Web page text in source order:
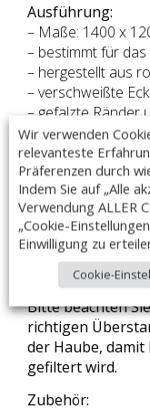
Ausführung:
– Maße: 1400 x
– bestimmt für
– hergestellt aus
– verschweißte
– gefalzte Ränder
– umlaufende
Ablassventil
– inklusive LED-
–
– Filtermaße: 1x
– Lieferung ohne
– Made in Poland
Bitte beachten
richtigen
der Haube,
gefiltert wird.
Zubehör:
Wir verwenden
relevanteste
Präferenzen durch
Indem Sie auf „Alle
Verwendung ALLER
„Cookie-
Einwilligung zu
Cookie-